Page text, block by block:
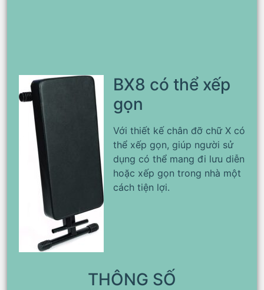
BX8 có thể xếp
gọn
Với thiết kế chân đỡ chữ X có
thể xếp gọn, giúp người sử
dụng có thể mang đi lưu diễn
hoặc xếp gọn trong nhà một
cách tiện lợi.
THÔNG SỐ